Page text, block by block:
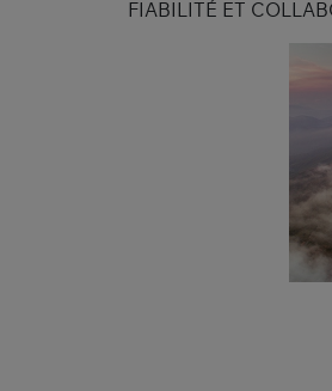
FIABILITÉ ET